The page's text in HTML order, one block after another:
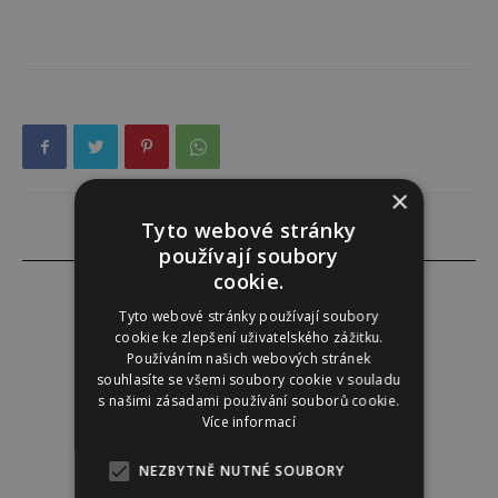
Redakce
Redakce magazínu Instinkt.
×
Tyto webové stránky
používají soubory
cookie.
Tyto webové stránky používají soubory
cookie ke zlepšení uživatelského zážitku.
Používáním našich webových stránek
souhlasíte se všemi soubory cookie v souladu
s našimi zásadami používání souborů cookie.
Více informací
NEZBYTNĚ NUTNÉ SOUBORY